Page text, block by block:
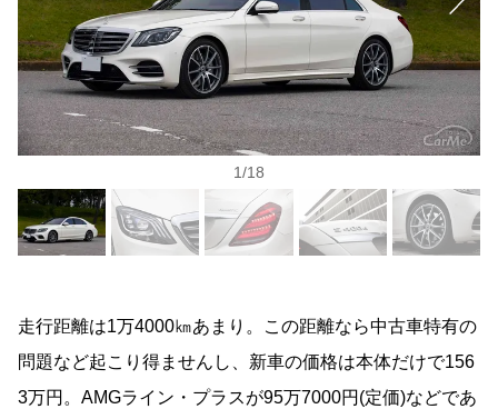
1/18
走行距離は1万4000㎞あまり。この距離なら中古車特有の
問題など起こり得ませんし、新車の価格は本体だけで156
3万円。AMGライン・プラスが95万7000円(定価)などであ